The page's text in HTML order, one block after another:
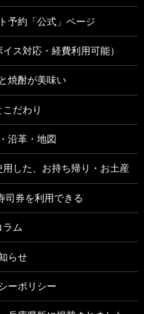
予約「公式」ページ
ス対応・経費利用可能）
焼酎が美味い
だわり
沿革・地図
した、お持ち帰り・お土産
司券を利用できる
ラム
らせ
ーポリシー